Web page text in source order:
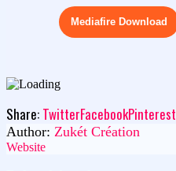
Mediafire Download
Share: TwitterFacebookPinterest
Author: Zukét Création
Website